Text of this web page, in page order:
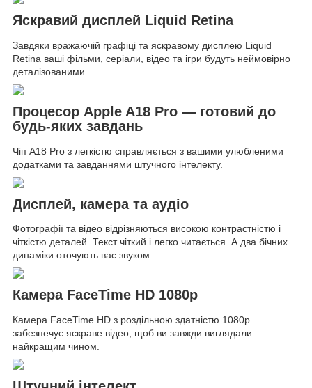
Яскравий дисплей Liquid Retina
Завдяки вражаючій графіці та яскравому дисплею Liquid
Retina ваші фільми, серіали, відео та ігри будуть неймовірно
деталізованими.
Процесор Apple A18 Pro — готовий до
будь-яких завдань
Чіп A18 Pro з легкістю справляється з вашими улюбленими
додатками та завданнями штучного інтелекту.
Дисплей, камера та аудіо
Фотографії та відео відрізняються високою контрастністю і
чіткістю деталей. Текст чіткий і легко читається. А два бічних
динаміки оточують вас звуком.
Камера FaceTime HD 1080p
Камера FaceTime HD з роздільною здатністю 1080p
забезпечує яскраве відео, щоб ви завжди виглядали
найкращим чином.